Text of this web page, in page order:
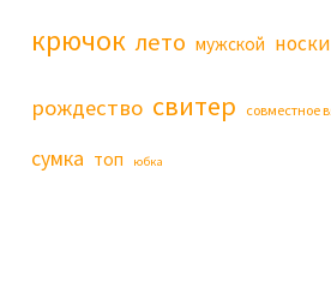
крючок лето мужской носки
рождество свитер совместное
сумка топ юбка